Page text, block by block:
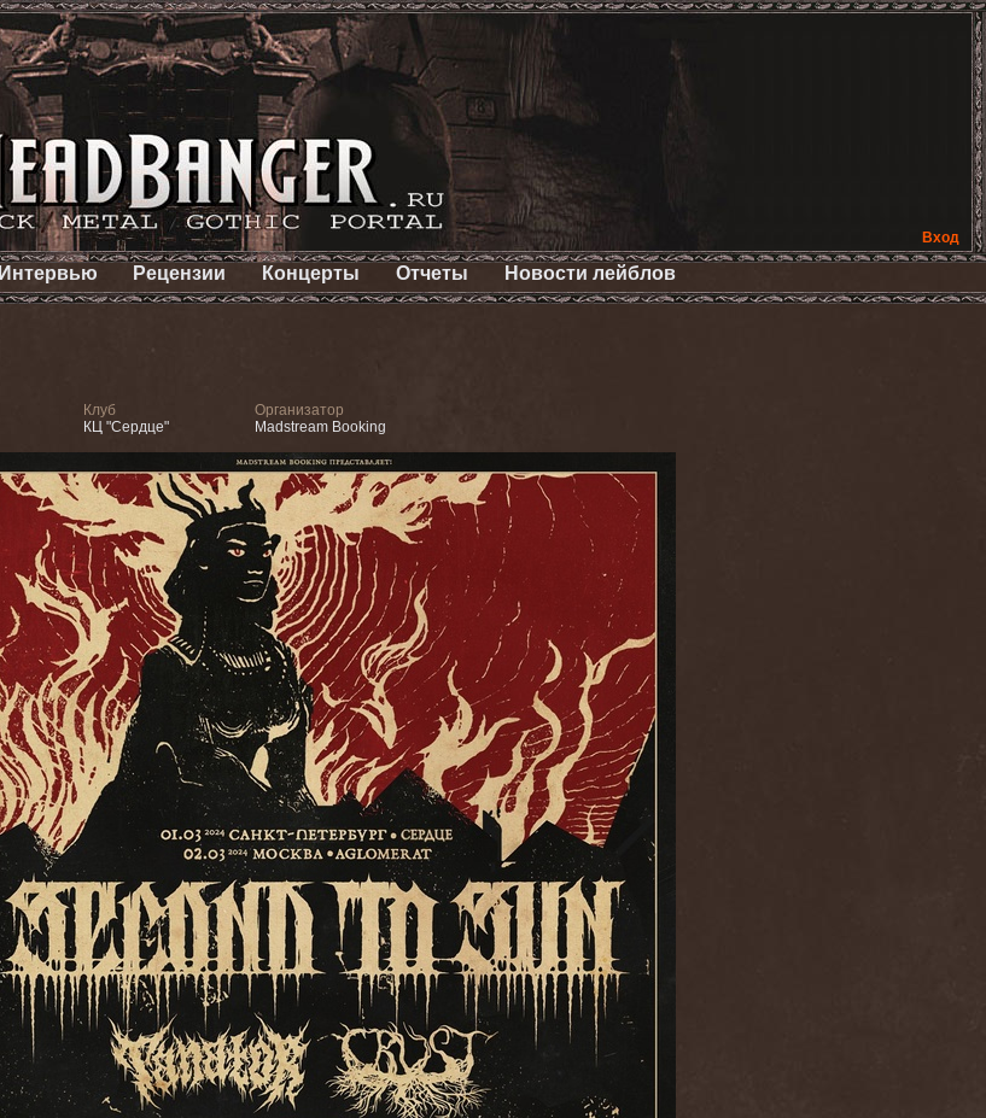
Вход
Интервью Рецензии Концерты Отчеты Новости лейблов
Клуб
КЦ "Сердце"
Организатор
Madstream Booking